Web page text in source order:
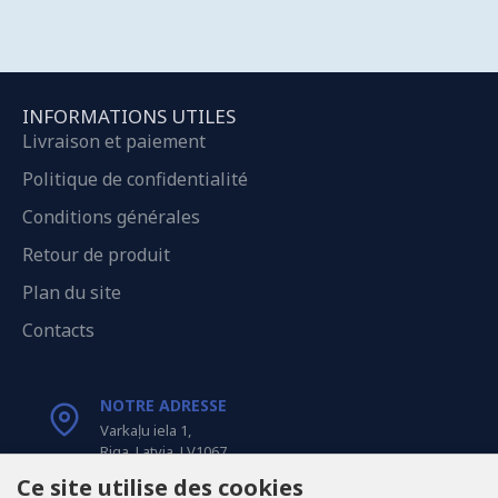
INFORMATIONS UTILES
Livraison et paiement
Politique de confidentialité
Conditions générales
Retour de produit
Plan du site
Contacts
NOTRE ADRESSE
Varkaļu iela 1,
Riga, Latvia, LV1067
Ce site utilise des cookies